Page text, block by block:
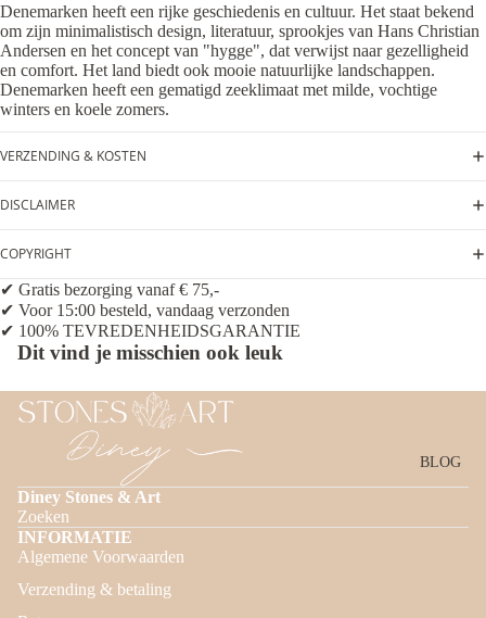
BLOG
Denemarken heeft een rijke geschiedenis en cultuur. Het staat bekend
om zijn minimalistisch design, literatuur, sprookjes van Hans Christian
Andersen en het concept van "hygge", dat verwijst naar gezelligheid
en comfort. Het land biedt ook mooie natuurlijke landschappen.
Denemarken heeft een gematigd zeeklimaat met milde, vochtige
winters en koele zomers.
VERZENDING & KOSTEN
DISCLAIMER
COPYRIGHT
✔ Gratis bezorging vanaf € 75,-
✔ Voor 15:00 besteld, vandaag verzonden
✔ 100% TEVREDENHEIDSGARANTIE
Dit vind je misschien ook leuk
Diney Stones & Art
Zoeken
INFORMATIE
Algemene Voorwaarden
Verzending & betaling
Privacybeleid
Terugbetalingsbeleid